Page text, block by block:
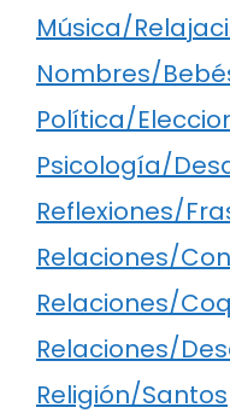
Música/
Nombres/
Política/
Psicología/
Reflexiones/
Relaciones/
Relaciones/
Relaciones/
Religión/Santos